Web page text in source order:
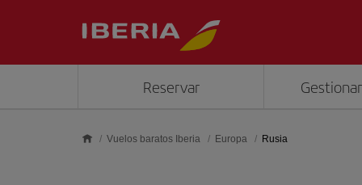
Reservar
Vuelos baratos Iberia Europa Rusia